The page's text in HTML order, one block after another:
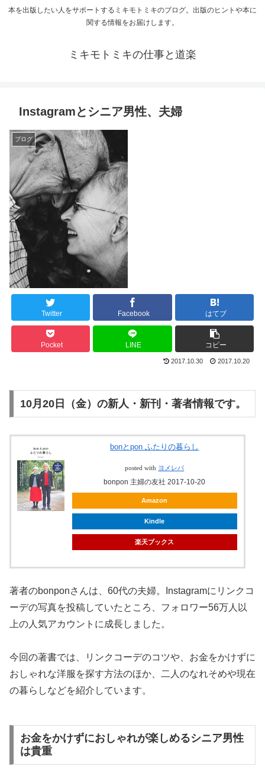
本を出版したい人をサポートするミキモトミキのブログ。出版のヒントや本に
関する情報をお届けします。
ミキモトミキの仕事と道楽
Instagramとシニア男性、夫婦
ブログ
Twitter Facebook はてブ
Pocket LINE コピー
2017.10.30 2017.10.20
10月20日（金）の新人・新刊・著者情報です。
bonとpon ふたりの暮らし
posted with ヨメレバ
bonpon 主婦の友社 2017-10-20
Amazon
Kindle
楽天ブックス
著者のbonponさんは、60代の夫婦。Instagramにリンクコ
ーデの写真を投稿していたところ、フォロワー56万人以
上の人気アカウントに成長しました。
今回の著書では、リンクコーデのコツや、お金をかけずに
おしゃれな洋服を探す方法のほか、二人のなれそめや現在
の暮らしなどを紹介しています。
お金をかけずにおしゃれが楽しめるシニア男性
は貴重